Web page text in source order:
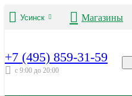
Усинск Магазины
+7 (495) 859-31-59
с 9:00 до 20:00